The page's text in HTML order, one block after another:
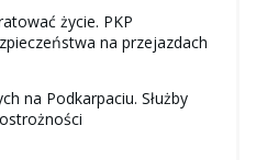
życie. PKP
na przejazdach
na Podkarpaciu. Służby